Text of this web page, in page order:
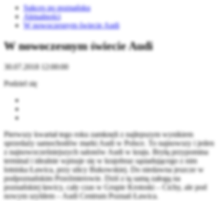
Sukces po poznańsku
Aktualności
W nowoczesnym świecie Audi
W nowoczesnym świecie Audi
30.07.2018 12:00:00
Podziel się
Pierwszy kwartał tego roku zamknęli z najlepszym wynikiem
sprzedaży samochodów marki Audi w Polsce. To najnowszy i jeden
z najnowocześniejszych salonów Audi w kraju. Bryłą przypomina
terminal i idealnie wpisuje się w krajobraz sąsiadującego z nim
lotniska Ławica, przy ulicy Bukowskiej. Do niedawna jeszcze w
podpoznańskim Przeźmierowie. Dziś z tą samą załogą na
poznańskiej ławicy, cały czas w Grupie Krotoski – Cichy, ale pod
nowym szyldem – Audi Centrum Poznań Ławica.